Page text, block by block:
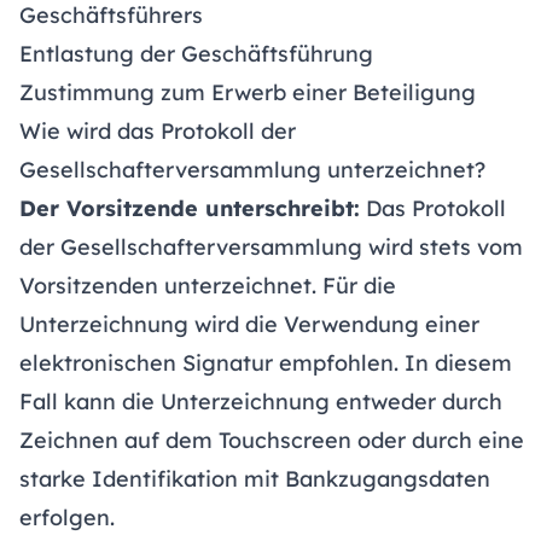
Geschäftsführers
Entlastung der Geschäftsführung
Zustimmung zum Erwerb einer Beteiligung
Wie wird das Protokoll der
Gesellschafterversammlung unterzeichnet?
Der Vorsitzende unterschreibt: Das Protokoll
der Gesellschafterversammlung wird stets vom
Vorsitzenden unterzeichnet. Für die
Unterzeichnung wird die Verwendung einer
elektronischen Signatur empfohlen. In diesem
Fall kann die Unterzeichnung entweder durch
Zeichnen auf dem Touchscreen oder durch eine
starke Identifikation mit Bankzugangsdaten
erfolgen.